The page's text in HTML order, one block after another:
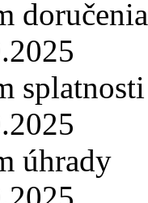
doručenia
splatnosti
úhrady